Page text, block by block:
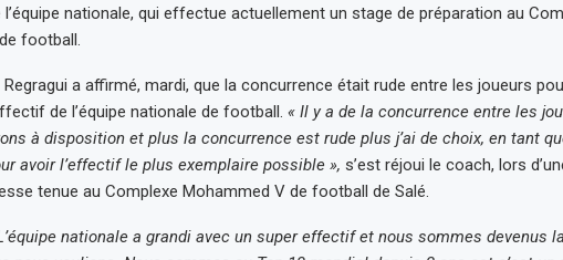
l’équipe nationale, qui effectue actuellement un stage de préparation au
football.
Regragui a affirmé, mardi, que la concurrence était rude entre les joueurs
de l’équipe nationale de football. « Il y a de la concurrence entre les
à disposition et plus la concurrence est rude plus j’ai de choix, en tant
avoir l’effectif le plus exemplaire possible », s’est réjoui le coach, lors
tenue au Complexe Mohammed V de football de Salé.
nationale a grandi avec un super effectif et nous sommes devenus